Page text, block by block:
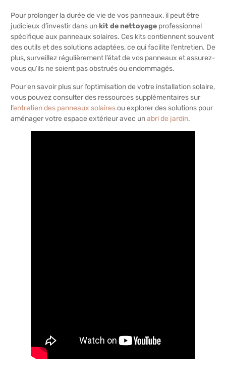
Pour prolonger la durée de vie de vos panneaux, il peut être
judicieux d’investir dans unkit de nettoyage professionnel
spécifique aux panneaux solaires. Ces kits contiennent souvent
des outils et des solutions adaptées, ce qui facilite l’entretien. De
plus, surveillez régulièrement l’état de vos panneaux et assurez-
vous qu’ils ne soient pas obstrués ou endommagés.
Pour en savoir plus sur l’optimisation de votre installation solaire,
vous pouvez consulter des ressources supplémentaires sur
l’entretien des panneaux solairesou explorer des solutions pour
aménager votre espace extérieur avec unabri de jardin.